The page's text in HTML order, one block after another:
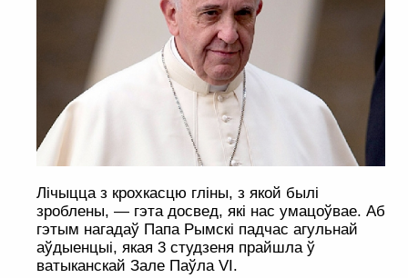
Лічыцца з крохкасцю гліны, з якой былі
зроблены, — гэта досвед, які нас умацоўвае. Аб
гэтым нагадаў Папа Рымскі падчас агульнай
аўдыенцыі, якая 3 студзеня прайшла ў
ватыканскай Зале Паўла VI.